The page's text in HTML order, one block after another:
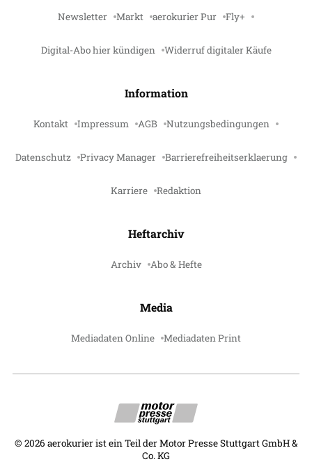
Newsletter Markt aerokurier Pur Fly+
Digital-Abo hier kündigen Widerruf digitaler Käufe
Information
Kontakt Impressum AGB Nutzungsbedingungen
Datenschutz Privacy Manager Barrierefreiheitserklaerung
Karriere Redaktion
Heftarchiv
Archiv Abo & Hefte
Media
Mediadaten Online Mediadaten Print
© 2026 aerokurier ist ein Teil der Motor Presse Stuttgart GmbH &
Co. KG